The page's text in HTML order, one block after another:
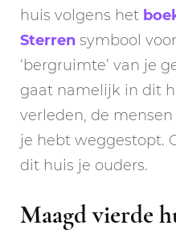
huis volgens het
Sterren symbool
‘bergruimte’ van je
gaat namelijk in dit
verleden, de
je hebt weggestopt.
dit huis je ouders.
Maagd vierde